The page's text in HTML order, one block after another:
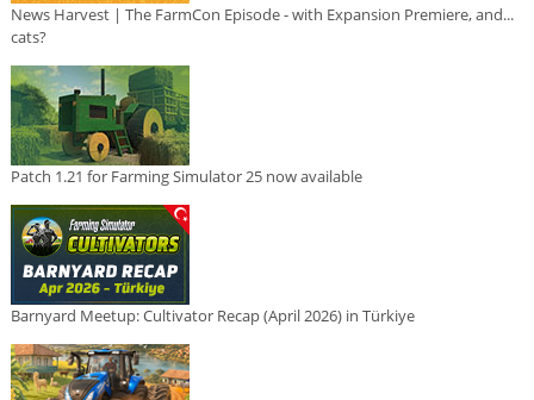
News Harvest | The FarmCon Episode - with Expansion Premiere, and...
cats?
Patch 1.21 for Farming Simulator 25 now available
Barnyard Meetup: Cultivator Recap (April 2026) in Türkiye